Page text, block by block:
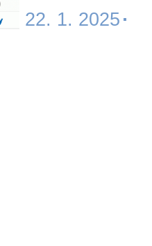
22. 1. 2025